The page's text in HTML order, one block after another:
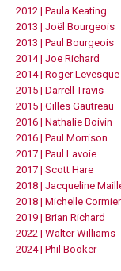
2012 | Paula Keating
2013 | Joël Bourgeois
2013 | Paul Bourgeois
2014 | Joe Richard
2014 | Roger Levesque
2015 | Darrell Travis
2015 | Gilles Gautreau
2016 | Nathalie Boivin
2016 | Paul Morrison
2017 | Paul Lavoie
2017 | Scott Hare
2018 | Jacqueline
2018 | Michelle Cormier
2019 | Brian Richard
2022 | Walter Williams
2024 | Phil Booker